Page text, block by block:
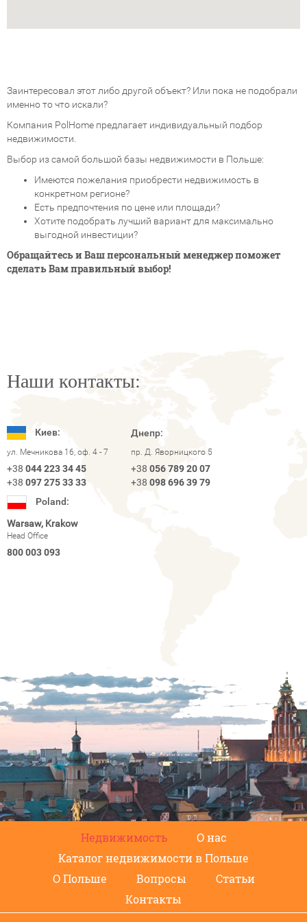
Заинтересовал этот либо другой объект? Или пока не подобрали
именно то что искали?
Компания PolHome предлагает индивидуальный подбор
недвижимости.
Выбор из самой большой базы недвижимости в Польше:
Имеются пожелания приобрести недвижимость в
конкретном регионе?
Есть предпочтения по цене или площади?
Хотите подобрать лучший вариант для максимально
выгодной инвестиции?
Обращайтесь и Ваш персональный менеджер поможет
сделать Вам правильный выбор!
Наши контакты:
Киев:
ул. Мечникова 16, оф. 4 - 7
+38 044 223 34 45
+38 097 275 33 33
Днепр:
пр. Д. Яворницкого 5
+38 056 789 20 07
+38 098 696 39 79
Poland:
Warsaw, Krakow
Head Office
800 003 093
Недвижимость
О нас
Каталог недвижимости в Польше
О Польше
Вопросы
Статьи
Контакты